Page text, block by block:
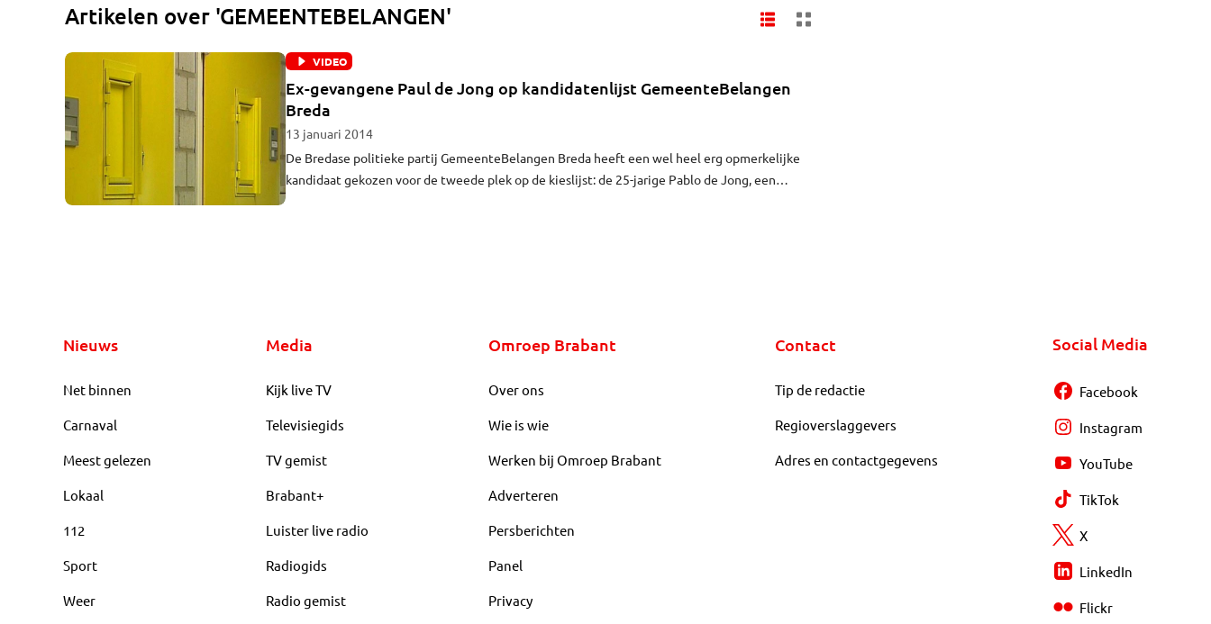
toonaarden.
Artikelen over 'GEMEENTEBELANGEN'
VIDEO
Ex-gevangene Paul de Jong op kandidatenlijst GemeenteBelangen
Breda
13 januari 2014
De Bredase politieke partij GemeenteBelangen Breda heeft een wel heel erg opmerkelijke
kandidaat gekozen voor de tweede plek op de kieslijst: de 25-jarige Pablo de Jong, een
Nieuws
Net binnen
Carnaval
Meest gelezen
Lokaal
112
Sport
Weer
Media
Kijk live TV
Televisiegids
TV gemist
Brabant+
Luister live radio
Radiogids
Radio gemist
Omroep Brabant
Over ons
Wie is wie
Werken bij Omroep Brabant
Adverteren
Persberichten
Panel
Privacy
Contact
Tip de redactie
Regioverslaggevers
Adres en contactgegevens
Social Media
Facebook
Instagram
YouTube
TikTok
X
LinkedIn
Flickr